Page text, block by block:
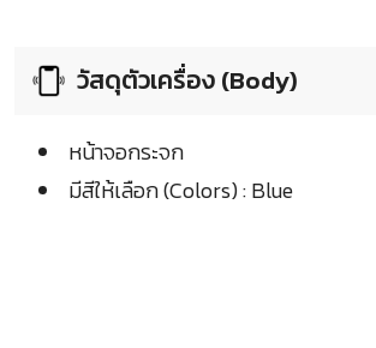
วัสดุตัวเครื่อง (Body)
หน้าจอกระจก
มีสีให้เลือก (Colors) : Blue